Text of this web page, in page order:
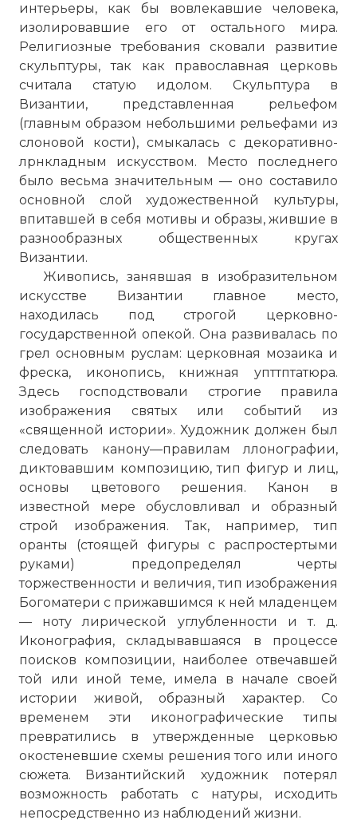
интерьеры, как бы вовлекавшие человека,
изолировавшие его от остального мира.
Религиозные требования сковали развитие
скульптуры, так как православная церковь
считала статую идолом. Скульптура в
Византии, представленная рельефом
(главным образом небольшими рельефами из
слоновой кости), смыкалась с декоративно-
лрнкладным искусством. Место последнего
было весьма значительным — оно составило
основной слой художественной культуры,
впитавшей в себя мотивы и образы, жившие в
разнообразных общественных кругах
Византии.
Живопись, занявшая в изобразительном
искусстве Византии главное место,
находилась под строгой церковно-
государственной опекой. Она развивалась по
грел основным руслам: церковная мозаика и
фреска, иконопись, книжная упттптатюра.
Здесь господствовали строгие правила
изображения святых или событий из
«священной истории». Художник должен был
следовать канону—правилам ллонографии,
диктовавшим композицию, тип фигур и лиц,
основы цветового решения. Канон в
известной мере обусловливал и образный
строй изображения. Так, например, тип
оранты (стоящей фигуры с распростертыми
руками) предопределял черты
торжественности и величия, тип изображения
Богоматери с прижавшимся к ней младенцем
— ноту лирической углубленности и т. д.
Иконография, складывавшаяся в процессе
поисков композиции, наиболее отвечавшей
той или иной теме, имела в начале своей
истории живой, образный характер. Со
временем эти иконографические типы
превратились в утвержденные церковью
окостеневшие схемы решения того или иного
сюжета. Византийский художник потерял
возможность работать с натуры, исходить
непосредственно из наблюдений жизни.
☓
Церковь Сан-Витале в Равенне.
Капитель. Ок. 547 г.
Фото статьи: